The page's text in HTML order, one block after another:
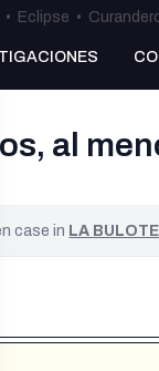
• Eclipse •
al
case in LA